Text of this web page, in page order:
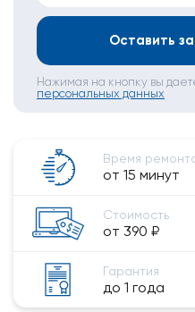
Оставить
Нажимая на кнопку вы
персональных данных
Время
от 15 минут
Стоимость
от 390 ₽
Гарантия
до 1 года